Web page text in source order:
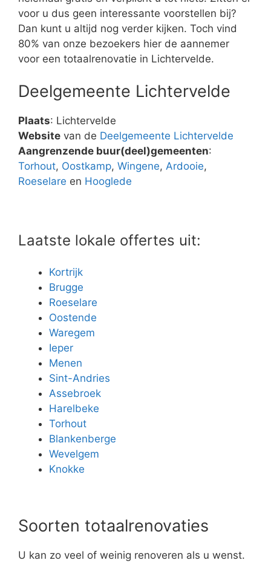
voor u dus geen interessante voorstellen bij?
Dan kunt u altijd nog verder kijken. Toch vind
80% van onze bezoekers hier de aannemer
voor een totaalrenovatie in Lichtervelde.
Deelgemeente Lichtervelde
Plaats: Lichtervelde
Website van de Deelgemeente Lichtervelde
Aangrenzende buur(deel)gemeenten:
Torhout, Oostkamp, Wingene, Ardooie,
Roeselare en Hooglede
Laatste lokale offertes uit:
Kortrijk
Brugge
Roeselare
Oostende
Waregem
Ieper
Menen
Sint-Andries
Assebroek
Harelbeke
Torhout
Blankenberge
Wevelgem
Knokke
Soorten totaalrenovaties
U kan zo veel of weinig renoveren als u wenst.